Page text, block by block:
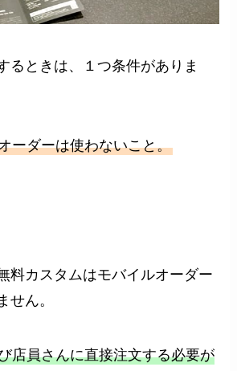
るときは、１つ条件がありま
ーダーは使わないこと。
料カスタムはモバイルオーダー
せん。
店員さんに直接注文する必要が